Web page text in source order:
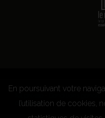
© 2026 CENTRE CULTUREL
Kit presse
Conditions
concours
En poursuivant votre
l’utilisation de cookies,